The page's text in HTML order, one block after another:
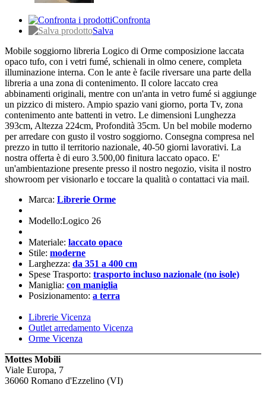
Confronta
Salva
Mobile soggiorno libreria Logico di Orme composizione laccata
opaco tufo, con i vetri fumé, schienali in olmo cenere, completa
illuminazione interna. Con le ante è facile riversare una parte della
libreria a una zona di contenimento. Il colore laccato crea
abbinamenti originali, mentre con un'anta in vetro fumé si aggiunge
un pizzico di mistero. Ampio spazio vani giorno, porta Tv, zona
contenimento ante battenti in vetro. Le dimensioni Lunghezza
393cm, Altezza 224cm, Profondità 35cm. Un bel mobile moderno
per arredare con gusto il vostro soggiorno. Consegna compresa nel
prezzo in tutto il territorio nazionale, 40-50 giorni lavorativi. La
nostra offerta è di euro 3.500,00 finitura laccato opaco. E'
un'ambientazione presente presso il nostro negozio, visita il nostro
showroom per visionarlo e toccare la qualità o contattaci via mail.
Marca: Librerie Orme
Modello:Logico 26
Materiale: laccato opaco
Stile: moderne
Larghezza: da 351 a 400 cm
Spese Trasporto: trasporto incluso nazionale (no isole)
Maniglia: con maniglia
Posizionamento: a terra
Librerie Vicenza
Outlet arredamento Vicenza
Orme Vicenza
Mottes Mobili
Viale Europa, 7
36060 Romano d'Ezzelino (VI)